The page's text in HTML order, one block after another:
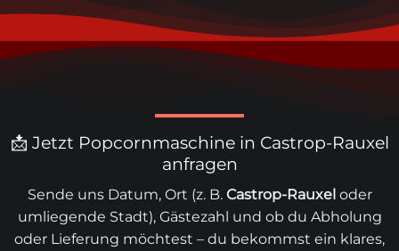
📩 Jetzt Popcornmaschine in Castrop-Rauxel
anfragen
Sende uns Datum, Ort (z. B. Castrop-Rauxeloder
umliegende Stadt), Gästezahl und ob du Abholung
oder Lieferung möchtest – du bekommst ein klares,